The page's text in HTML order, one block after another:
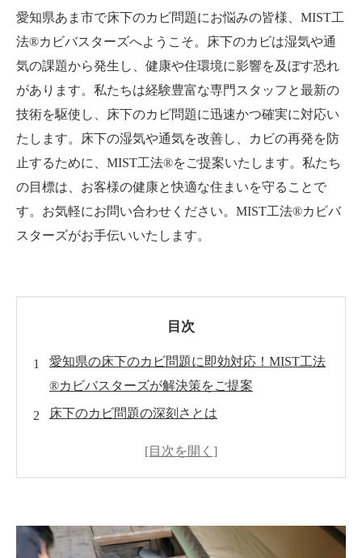
愛知県あま市で床下のカビ問題にお悩みの皆様、MIST工
法®カビバスターズへようこそ。床下のカビは湿気や通
気の課題から発生し、健康や住環境に影響を及ぼす恐れ
があります。私たちは経験豊富な専門スタッフと最新の
技術を駆使し、床下のカビ問題に迅速かつ確実に対応い
たします。床下の湿気や通気を改善し、カビの再発を防
止するために、MIST工法®をご提案いたします。私たち
の目標は、お客様の健康と快適な住まいを守ることで
す。お気軽にお問い合わせください。MIST工法®カビバ
スターズがお手伝いいたします。
目次
愛知県の床下のカビ問題に即効対応！MIST工法
®カビバスターズが解決策をご提案
床下のカビ問題の深刻さとは
MIST工法®カビバスターズのアフターサポート
と定期点検サービス